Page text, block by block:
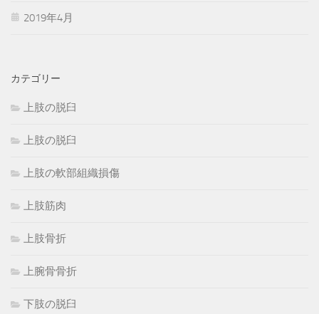
2019年4月
カテゴリー
上肢の脱臼
上肢の脱臼
上肢の軟部組織損傷
上肢筋肉
上肢骨折
上腕骨骨折
下肢の脱臼